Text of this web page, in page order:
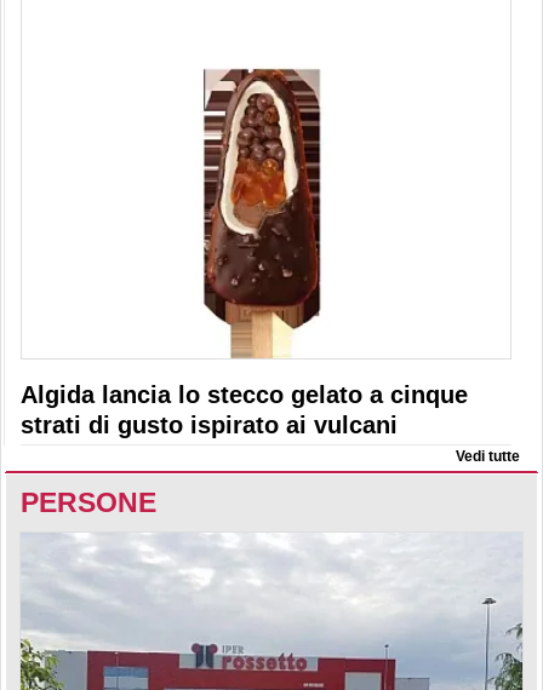
Algida lancia lo stecco gelato a cinque
strati di gusto ispirato ai vulcani
Vedi tutte
PERSONE